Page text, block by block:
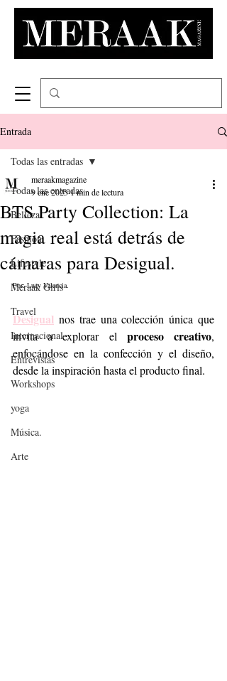
Entrada
Todas las entradas
Belleza
Fashion
Lifestyle
Meraak Girls
Travel
Internacional
Entrevistas
Workshops
yoga
Música.
Arte
Todas las entradas
BTS Party Collection: La
magia real está detrás de
cámaras para Desigual.
meraakmagazine
9 ene 20251 min de lectura
Por: Lucy Valencia.
Desigual nos trae una colección única que
invita a explorar el proceso creativo,
enfocándose en la confección y el diseño,
desde la inspiración hasta el producto final.